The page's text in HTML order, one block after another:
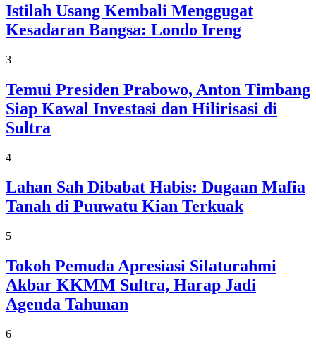
Istilah Usang Kembali Menggugat
Kesadaran Bangsa: Londo Ireng
3
Temui Presiden Prabowo, Anton Timbang
Siap Kawal Investasi dan Hilirisasi di
Sultra
4
Lahan Sah Dibabat Habis: Dugaan Mafia
Tanah di Puuwatu Kian Terkuak
5
Tokoh Pemuda Apresiasi Silaturahmi
Akbar KKMM Sultra, Harap Jadi
Agenda Tahunan
6